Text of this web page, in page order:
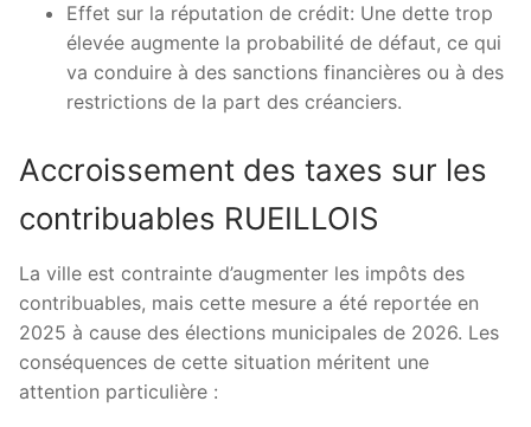
Effet sur la réputation de crédit: Une dette trop
élevée augmente la probabilité de défaut, ce qui
va conduire à des sanctions financières ou à des
restrictions de la part des créanciers.
Accroissement des taxes sur les
contribuables RUEILLOIS
La ville est contrainte d’augmenter les impôts des
contribuables, mais cette mesure a été reportée en
2025 à cause des élections municipales de 2026. Les
conséquences de cette situation méritent une
attention particulière :